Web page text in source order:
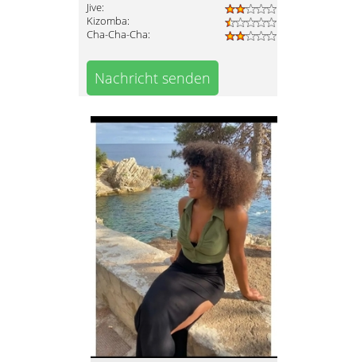
Jive:
Kizomba:
Cha-Cha-Cha:
Nachricht senden